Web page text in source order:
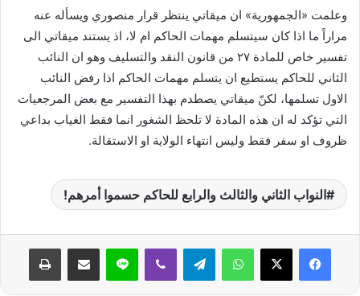
وعلمت «الجمهورية» ان ميقاتي ينتظر قرار منصوري ويسأله عنه
مراراً ما اذا كان سيتسلم مهمات الحاكم ام لا، اذ يستند ميقاتي الى
تفسير خاص للمادة ٢٧ من قانون النقد والتسليف وهو ان النائب
الثاني للحاكم يستطيع ان يتسلم مهمات الحاكم اذا رفض النائب
الاول تسلمها، لكنّ ميقاتي يصطدم بهذا التفسير مع بعض المرجعيات
التي تؤكد له ان هذه المادة لا تلحظ الشغور انما فقط الغياب بداعي
ظروف او سفر فقط وليس انتهاء الولاية او الاستقالة.
النواب الثاني والثالث والرابع للحاكم حسموا أمرهم!
واتساب لاين